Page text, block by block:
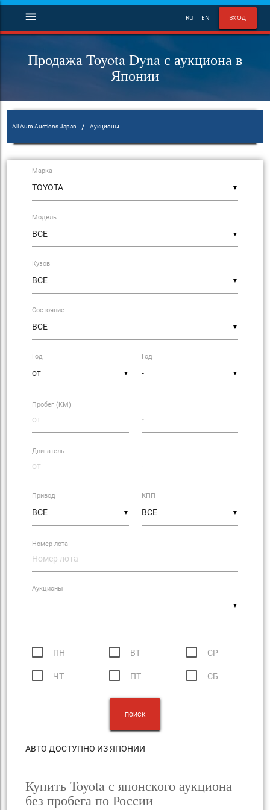
ВХОД
RU EN
menu
Продажа Toyota Dyna с аукциона в
Японии
All Auto Auctions Japan / Аукционы
▼
Марка
▼
Модель
▼
Кузов
▼
Состояние
▼
Год
▼
Год
Пробег (KM)
Двигатель
▼
Привод
▼
КПП
Номер лота
▼
Аукционы
ПН ВТ СР
ЧТ ПТ СБ
АВТО ДОСТУПНО ИЗ ЯПОНИИ
Купить Toyota с японского аукциона
без пробега по России